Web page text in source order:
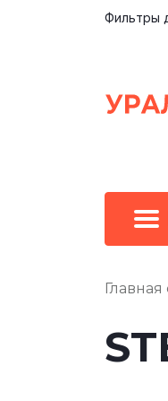
Фильтры